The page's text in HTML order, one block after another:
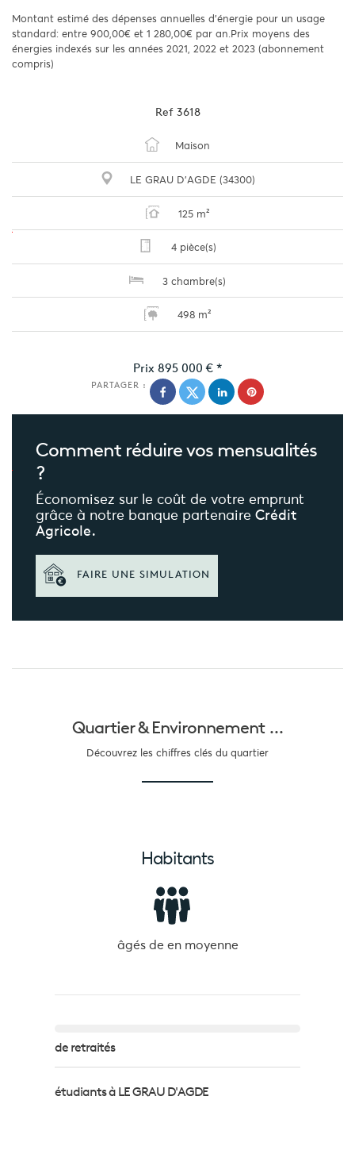
Montant estimé des dépenses annuelles d'énergie pour un usage
standard: entre 900,00€ et 1 280,00€ par an.Prix moyens des
énergies indexés sur les années 2021, 2022 et 2023 (abonnement
compris)
Ref 3618
Maison
LE GRAU D'AGDE (34300)
125 m²
4 pièce(s)
3 chambre(s)
498 m²
Prix895 000 € *
PARTAGER :
Comment réduirevos mensualités
?
Économisez sur le coût de votre emprunt
grâce à notre banque partenaire Crédit
Agricole.
FAIRE UNE SIMULATION
Quartier &Environnement ...
Découvrez les chiffres clés du quartier
Habitants
âgés de en moyenne
de retraités
étudiants à LE GRAU D'AGDE